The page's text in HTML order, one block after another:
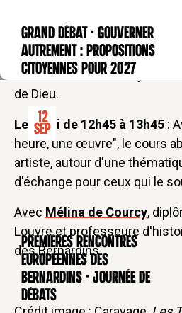
CONFÉRENCE
GRAND DÉBAT - Gouverner
autrement : propositions
citoyennes pour 2027
CONFÉRENCE
12
Sep
Premières rencontres
européennes des
Bernardins - Journée de
débats
Chaque mois, prenez une
une toile de maître, pour la
afin de vivre grâce à elle
et de méditer sur le mystère
de Dieu.
Le lundi de 12h45 à 13h45 :
heure, une œuvre", le cours
artiste, autour d'une
d'échange pour ceux qui le
Avec Mélina de Courcy,
Louvre et professeure
des Bernardins.